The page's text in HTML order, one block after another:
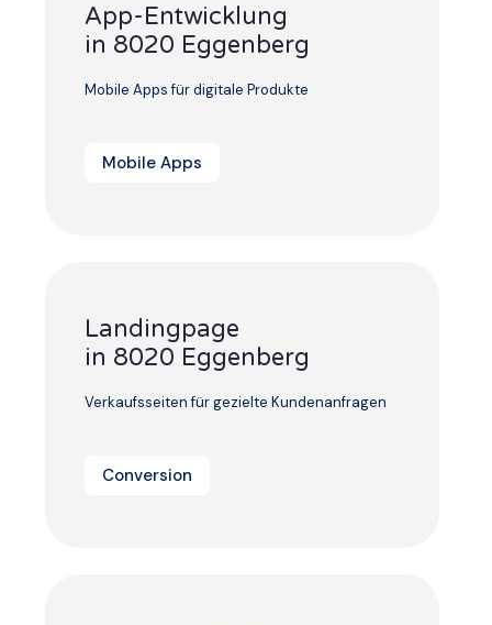
App-Entwicklung
in 8020 Eggenberg
Mobile Apps für digitale Produkte
Mobile Apps
Landingpage
in 8020 Eggenberg
Verkaufsseiten für gezielte Kundenanfragen
Conversion